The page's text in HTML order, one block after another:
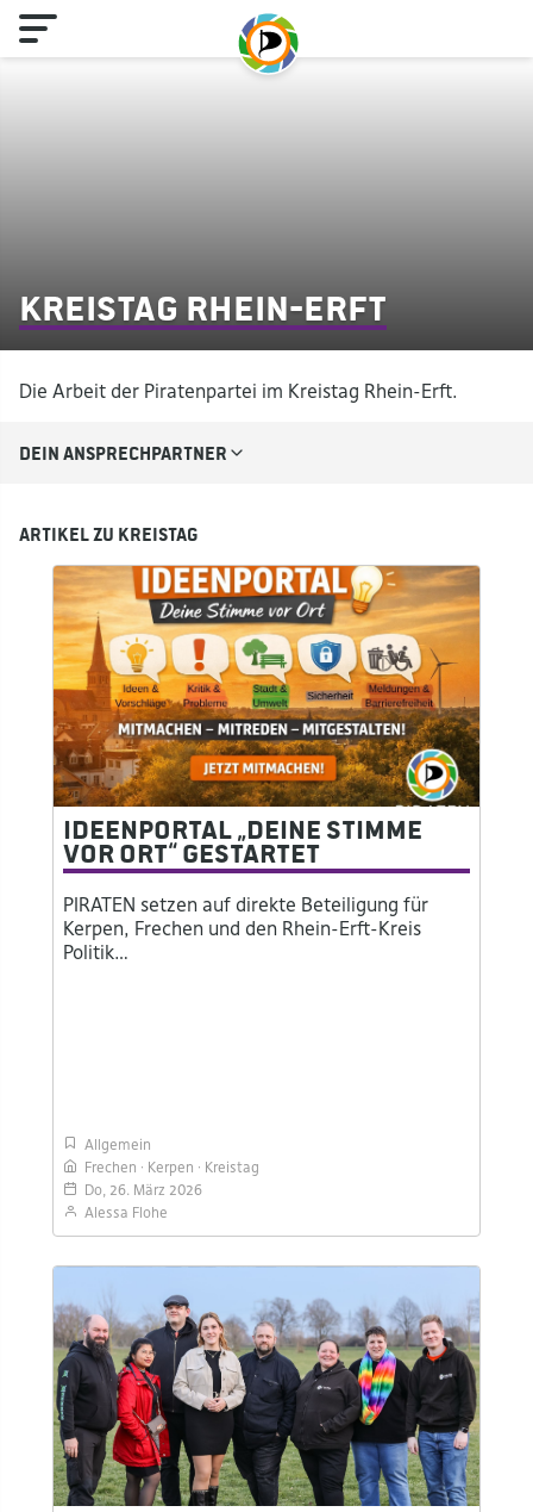
Kreistag Rhein-Erft
Die Arbeit der Piratenpartei im Kreistag Rhein-Erft.
Dein Ansprechpartner
Artikel zu Kreistag
Ideenportal „Deine Stimme
vor Ort“ gestartet
PIRATEN setzen auf direkte Beteiligung für
Kerpen, Frechen und den Rhein-Erft-Kreis
Politik…
Allgemein
Frechen
Kerpen
Kreistag
Do, 26. März 2026
Alessa Flohe